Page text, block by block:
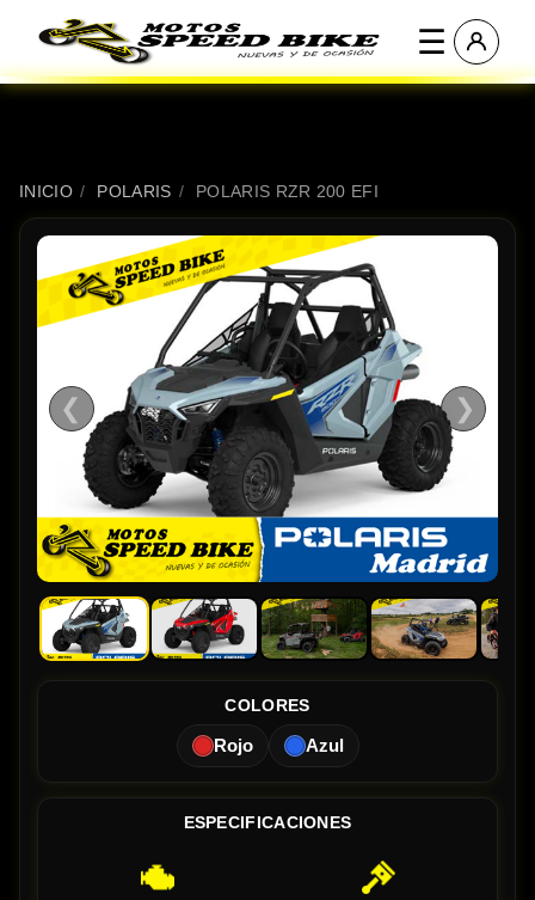
☰
INICIO / POLARIS / POLARIS RZR 200 EFI
❮ ❯
COLORES
Rojo Azul
ESPECIFICACIONES